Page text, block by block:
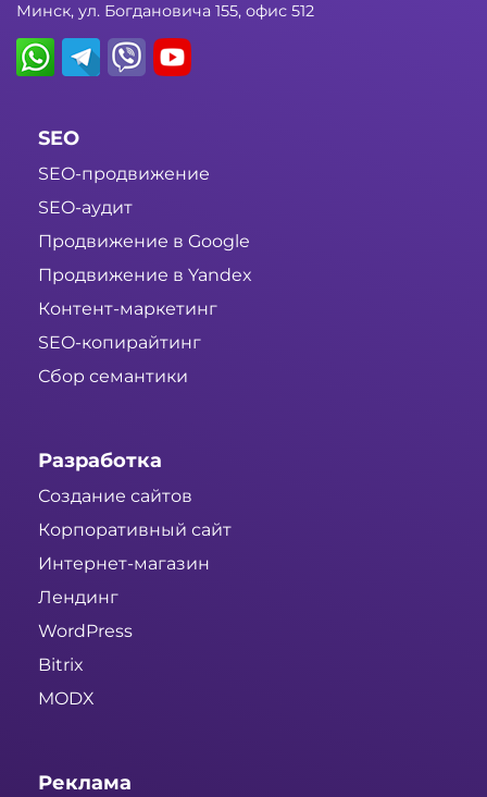
Минск, ул. Богдановича 155, офис 512
SEO
SEO-продвижение
SEO-аудит
Продвижение в Google
Продвижение в Yandex
Контент-маркетинг
SEO-копирайтинг
Сбор семантики
Разработка
Создание сайтов
Корпоративный сайт
Интернет-магазин
Лендинг
WordPress
Bitrix
MODX
Реклама